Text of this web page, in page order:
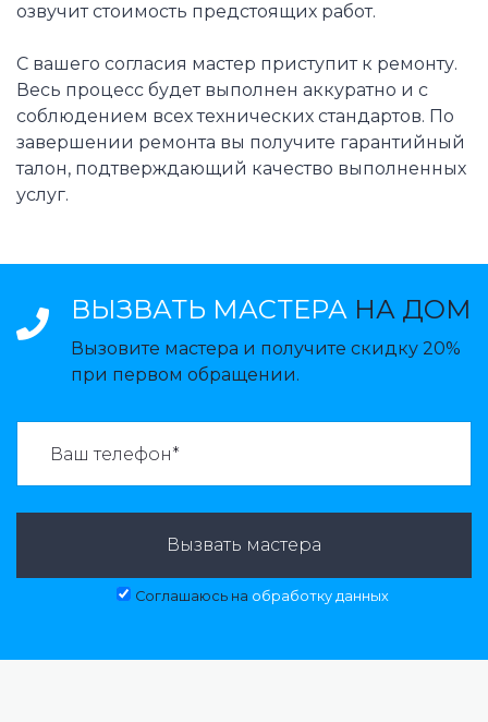
озвучит стоимость предстоящих работ.
С вашего согласия мастер приступит к ремонту.
Весь процесс будет выполнен аккуратно и с
соблюдением всех технических стандартов. По
завершении ремонта вы получите гарантийный
талон, подтверждающий качество выполненных
услуг.
ВЫЗВАТЬ МАСТЕРА НА ДОМ
Вызовите мастера и получите скидку 20%
при первом обращении.
Вызвать мастера
Соглашаюсь на обработку данных